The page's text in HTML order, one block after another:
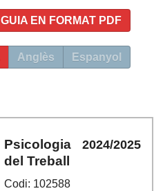
GUIA EN FORMAT PDF
Anglès Espanyol
Psicologia
del Treball
Codi: 102588
2024/2025